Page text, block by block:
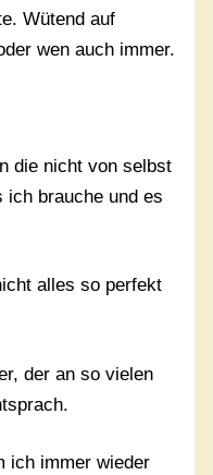
Wütend auf
wen auch immer.
die nicht von selbst
ich brauche und es
alles so perfekt
der an so vielen
ich immer wieder